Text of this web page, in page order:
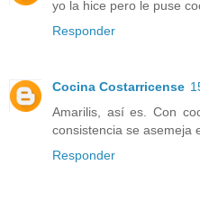
yo la hice pero le puse
Responder
Cocina Costarricense
Amarilis, así es. Con
consistencia se asemeja
Responder